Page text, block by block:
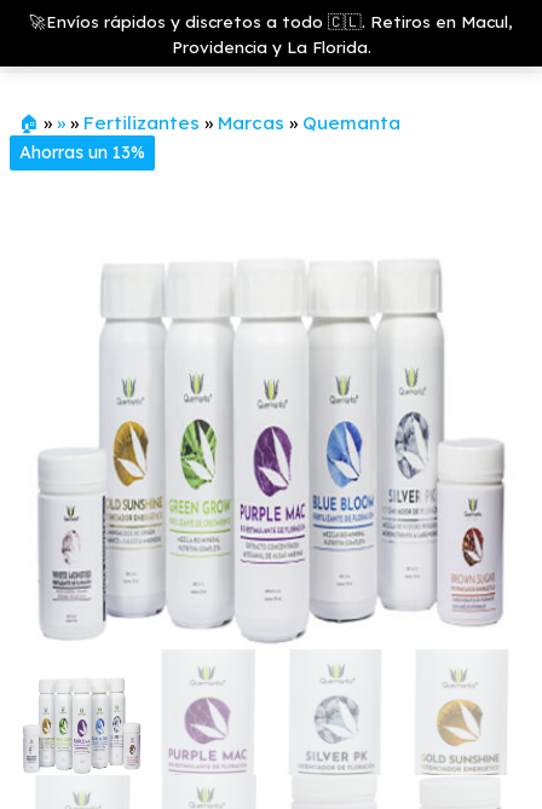
Saltar
contenido
🚀Envíos rápidos y discretos a todo 🇨🇱. Retiros en Macul,
Providencia y La Florida.
Growshop
& LED
Store
🏠 » » » Fertilizantes » Marcas » Quemanta
Ahorras un 13%